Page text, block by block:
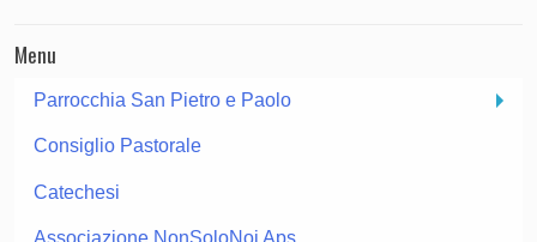
Menu
Parrocchia San Pietro e Paolo
Consiglio Pastorale
Catechesi